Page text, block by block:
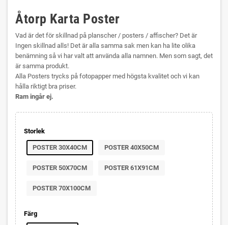
Åtorp Karta Poster
Vad är det för skillnad på planscher / posters / affischer? Det är
Ingen skillnad alls! Det är alla samma sak men kan ha lite olika
benämning så vi har valt att använda alla namnen. Men som sagt, det
är samma produkt.
Alla Posters trycks på fotopapper med högsta kvalitet och vi kan
hålla riktigt bra priser.
Ram ingår ej.
Storlek
POSTER 30X40CM POSTER 40X50CM
POSTER 50X70CM POSTER 61X91CM
POSTER 70X100CM
Färg